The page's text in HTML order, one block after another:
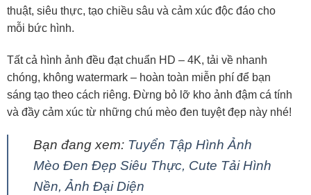
thuật, siêu thực, tạo chiều sâu và cảm xúc độc đáo cho
mỗi bức hình.
Tất cả hình ảnh đều đạt chuẩn HD – 4K, tải về nhanh
chóng, không watermark – hoàn toàn miễn phí để bạn
sáng tạo theo cách riêng. Đừng bỏ lỡ kho ảnh đậm cá tính
và đầy cảm xúc từ những chú mèo đen tuyệt đẹp này nhé!
Bạn đang xem: Tuyển Tập Hình Ảnh
Mèo Đen Đẹp Siêu Thực, Cute Tải Hình
Nền, Ảnh Đại Diện